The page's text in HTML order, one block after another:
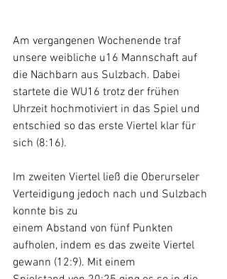
Am vergangenen Wochenende traf
unsere weibliche u16 Mannschaft auf
die Nachbarn aus Sulzbach. Dabei
startete die WU16 trotz der frühen
Uhrzeit hochmotiviert in das Spiel und
entschied so das erste Viertel klar für
sich (8:16).
Im zweiten Viertel ließ die Oberurseler
Verteidigung jedoch nach und Sulzbach
konnte bis zu
einem Abstand von fünf Punkten
aufholen, indem es das zweite Viertel
gewann (12:9). Mit einem